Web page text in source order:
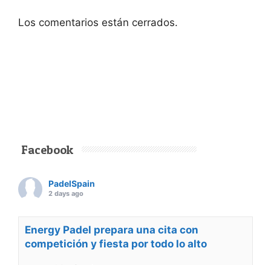
Los comentarios están cerrados.
Facebook
PadelSpain
2 days ago
Energy Padel prepara una cita con
competición y fiesta por todo lo alto